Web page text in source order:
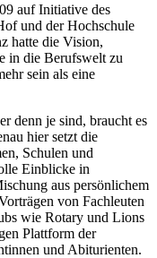
auf Initiative des
und der Hochschule
hatte die Vision,
in die Berufswelt zu
sein als eine
denn je sind, braucht es
hier setzt die
Schulen und
Einblicke in
aus persönlichem
von Fachleuten
wie Rotary und Lions
Plattform der
und Abiturienten.